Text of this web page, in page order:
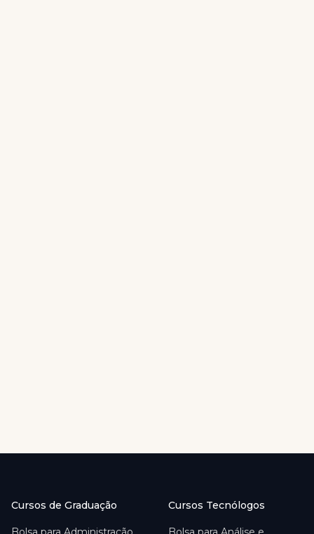
Cursos de Graduação Cursos Tecnólogos